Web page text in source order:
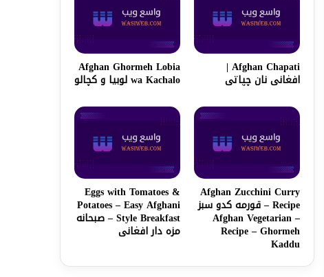
Afghan Chapati |
افغانی نان چپاتی
Afghan Ghormeh Lobia
wa Kachalo لوبیا و کچالو
Afghan Zucchini Curry
Recipe – قورمه کدو سبز
– Afghan Vegetarian
Recipe – Ghormeh
Kaddu
Eggs with Tomatoes &
Potatoes – Easy Afghani
Style Breakfast – صبحانه
مزه دار افغانی